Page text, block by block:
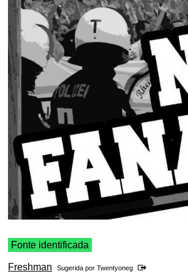
Fonte identificada
Freshman Sugerida por Twentyoneg